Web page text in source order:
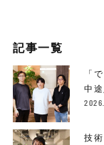
記事一覧
「
中
技